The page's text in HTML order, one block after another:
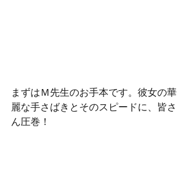
まずはＭ先生のお手本です。彼女の華
麗な手さばきとそのスピードに、皆さ
ん圧巻！